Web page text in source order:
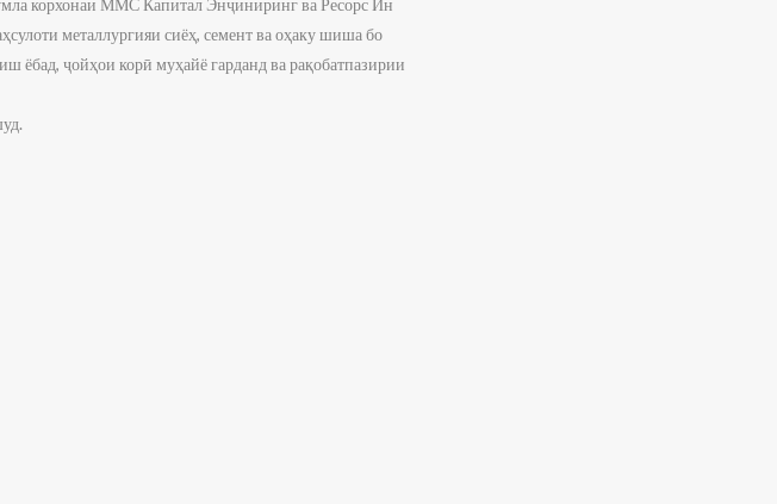
металлургияи сиёҳ, семент ва оҳаку шиша бо
ёбад, ҷойҳои корӣ муҳайё гарданд ва рақобатпазирии